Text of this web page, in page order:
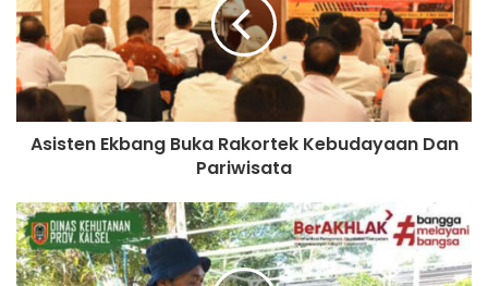
Asisten Ekbang Buka Rakortek Kebudayaan Dan
Pariwisata